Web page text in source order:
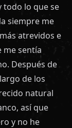
todo lo que se
siempre me
atrevidos e
me sentía
Después de
de los
natural
así que
y no he